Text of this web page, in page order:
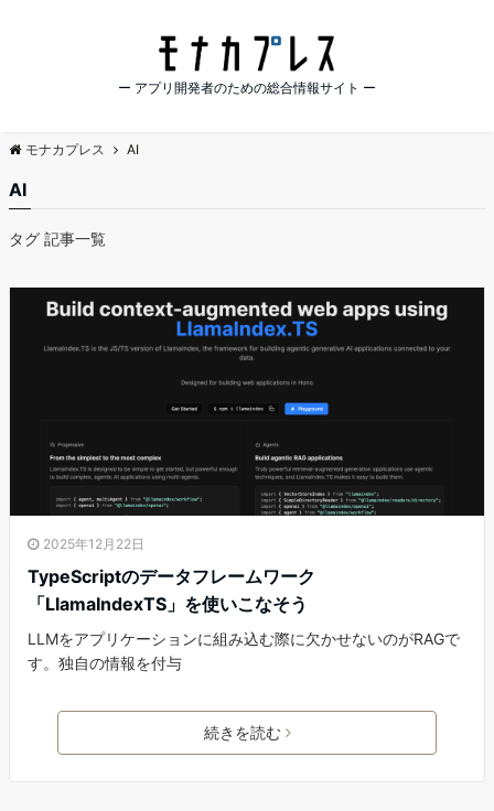
ー アプリ開発者のための総合情報サイト ー
モナカプレス AI
AI
タグ 記事一覧
2025年12月22日
TypeScriptのデータフレームワーク
「LlamaIndexTS」を使いこなそう
LLMをアプリケーションに組み込む際に欠かせないのがRAGで
す。独自の情報を付与
続きを読む